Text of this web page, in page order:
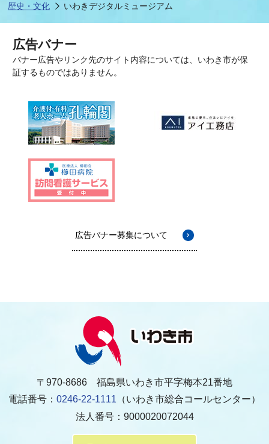
歴史・文化
いわきデジタルミュージアム
広告バナー
バナー広告やリンク先のサイト内容については、いわき市が保
証するものではありません。
広告バナー募集について
〒970-8686 福島県いわき市平字梅本21番地
電話番号： 0246-22-1111 （いわき市総合コールセンター）
法人番号：9000020072044